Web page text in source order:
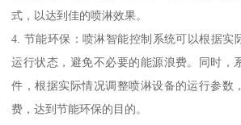
式，以达到佳的喷淋效果。
4. 节能环保：喷淋智能控制系统可以根据实
运行状态，避免不必要的能源浪费。同时，
件，根据实际情况调整喷淋设备的运行参数
费，达到节能环保的目的。